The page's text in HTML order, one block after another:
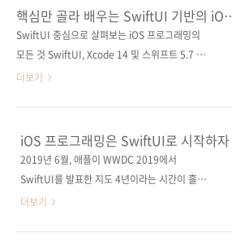
[구글북스] [리디북스] [알라딘] [예스이십사] 출
판사 제이펍저작권사 翔泳社원서명 モデルベ
ースUIデザイン (978..
시점에 나오는 책이 《디자이너와 엔지니어를
위한 모델 기반 UI 디자인》입니다. UI 디자인
책은 많습니다. 그런데 실무에서 진짜 막히는 지
항은 계속 늘어나고, 기능은 계속 붙고, 화면은
점점 복잡해지는데 팀 안에서 같은 걸 다르게 이
은 그 문제를 정면으로 다룹니다. 트렌드나 스타
일 얘기가 아니라, UI를 어떻게 설계할 것인지에
대한 이야기입니다. 핵심은 모델 기반 UI 디자
인..
핵심만 골라 배우는 SwiftUI 기반의 iOS
프로그래밍(개정증보판)
SwiftUI 중심으로 살펴보는 iOS 프로그래밍의
모든 것 SwiftUI, Xcode 14 및 스위프트 5.7 프
로그래밍 언어를 사용하여 iOS 16 애플리케이
한다. 데이터 타입, 제어문, 함수 등 스위프트 언
어 기초부터 시작해 Xcode의 SwiftUI 개발 모
드를 통해 SwiftUI와 프로젝트 구조의 주요 개
방법도 배운다. 나아가 그래픽, 차트 그리기, 사
용자 인터페이스 애니메이션, 뷰 전환, 제스처 처
더보기
iOS 프로그래밍은 SwiftUI로 시작하자
2019년 6월, 애플이 WWDC 2019에서
SwiftUI를 발표한 지도 4년이라는 시간이 흘렀
습니다. SwiftUI는 해를 거듭하면서 더욱 단단
더보기